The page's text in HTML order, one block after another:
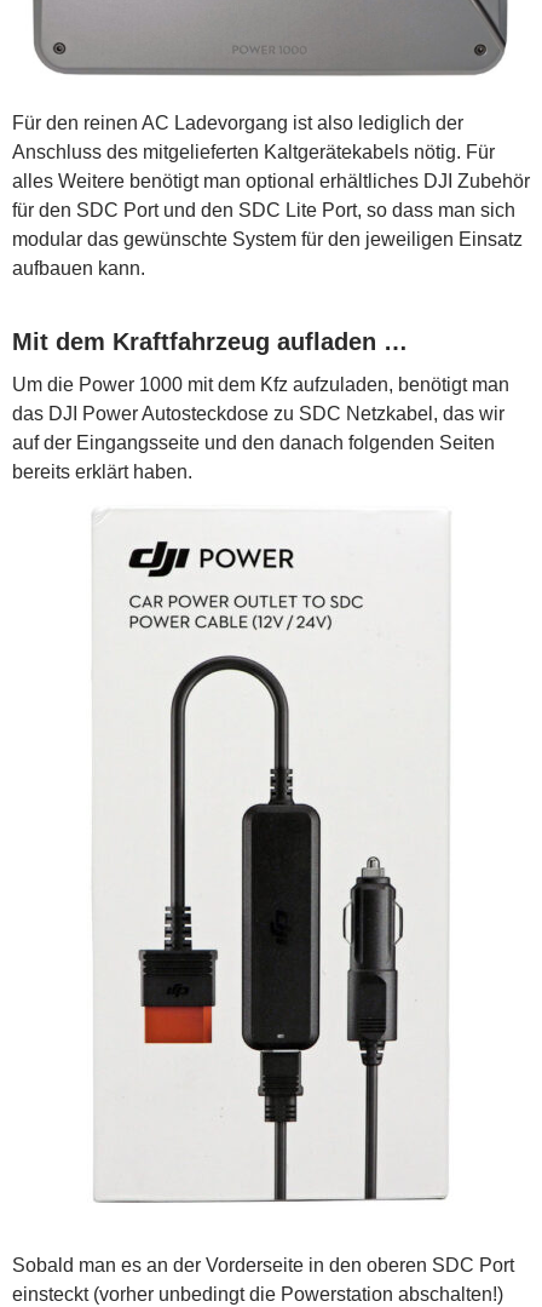
Für den reinen AC Ladevorgang ist also lediglich der
Anschluss des mitgelieferten Kaltgerätekabels nötig. Für
alles Weitere benötigt man optional erhältliches DJI Zubehör
für den SDC Port und den SDC Lite Port, so dass man sich
modular das gewünschte System für den jeweiligen Einsatz
aufbauen kann.
Mit dem Kraftfahrzeug aufladen …
Um die Power 1000 mit dem Kfz aufzuladen, benötigt man
das DJI Power Autosteckdose zu SDC Netzkabel, das wir
auf der Eingangsseite und den danach folgenden Seiten
bereits erklärt haben.
Sobald man es an der Vorderseite in den oberen SDC Port
einsteckt (vorher unbedingt die Powerstation abschalten!)